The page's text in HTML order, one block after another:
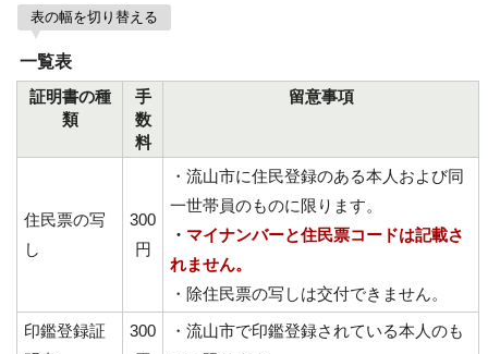
表の幅を切り替える
一覧表
証明書の種
類
手
数
料
留意事項
住民票の写
し
300
円
・流山市に住民登録のある本人および同
一世帯員のものに限ります。
・ マイナンバーと住民票コードは記載さ
れません。
・除住民票の写しは交付できません。
印鑑登録証
300
・流山市で印鑑登録されている本人のも